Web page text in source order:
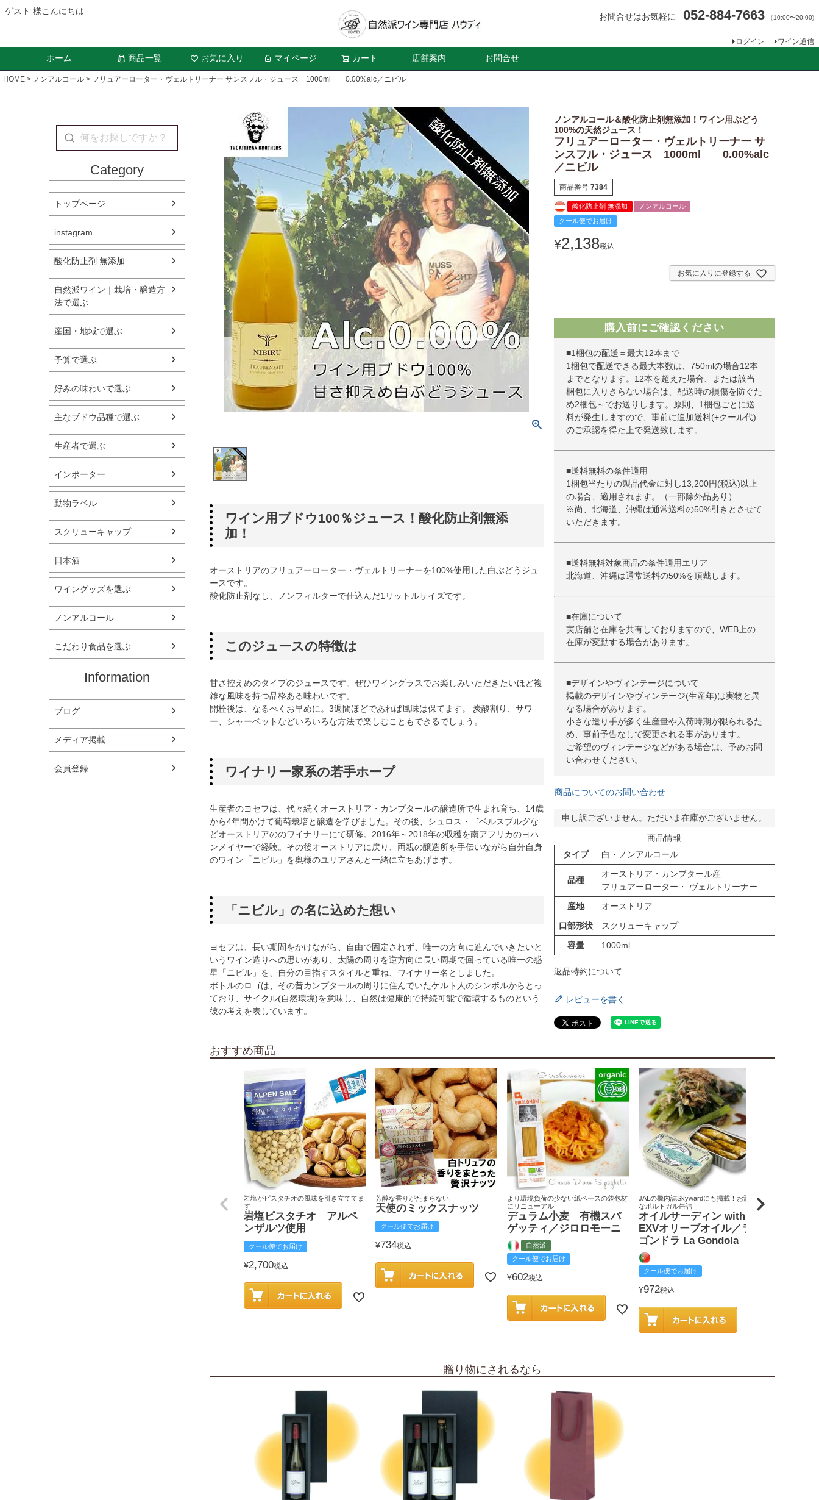
ゲスト 様こんにちは
お問合せはお気軽に 052-884-7663 （10:00〜20:00)
ログイン ワイン通信
ホーム 商品一覧 お気に入り マイページ カート 店舗案内 お問合せ
HOME ノンアルコール フリュアーローター・ヴェルトリーナー サンスフル・ジュース 1000ml 0.00%alc／ニビル
Category
トップページ
instagram
酸化防止剤 無添加
自然派ワイン｜栽培・醸造方
法で選ぶ
産国・地域で選ぶ
予算で選ぶ
好みの味わいで選ぶ
主なブドウ品種で選ぶ
生産者で選ぶ
インポーター
動物ラベル
スクリューキャップ
日本酒
ワイングッズを選ぶ
ノンアルコール
こだわり食品を選ぶ
Information
ブログ
メディア掲載
会員登録
ワイン用ブドウ100％ジュース！酸化防止剤無添
加！
オーストリアのフリュアーローター・ヴェルトリーナーを100%使用した白ぶどうジュ
ースです。
酸化防止剤なし、ノンフィルターで仕込んだ1リットルサイズです。
このジュースの特徴は
甘さ控えめのタイプのジュースです。ぜひワイングラスでお楽しみいただきたいほど複
雑な風味を持つ品格ある味わいです。
開栓後は、なるべくお早めに。3週間ほどであれば風味は保てます。 炭酸割り、サワ
ー、シャーベットなどいろいろな方法で楽しむこともできるでしょう。
ワイナリー家系の若手ホープ
生産者のヨセフは、代々続くオーストリア・カンプタールの醸造所で生まれ育ち、14歳
から4年間かけて葡萄栽培と醸造を学びました。その後、シュロス・ゴベルスブルグな
どオーストリアののワイナリーにて研修。2016年～2018年の収穫を南アフリカのヨハ
ンメイヤーで経験。その後オーストリアに戻り、両親の醸造所を手伝いながら自分自身
のワイン「ニビル」を奥様のユリアさんと一緒に立ちあげます。
「ニビル」の名に込めた想い
ヨセフは、長い期間をかけながら、自由で固定されず、唯一の方向に進んでいきたいと
いうワイン造りへの思いがあり、太陽の周りを逆方向に長い周期で回っている唯一の惑
星「ニビル」を、自分の目指すスタイルと重ね、ワイナリー名としました。
ボトルのロゴは、その昔カンプタールの周りに住んでいたケルト人のシンボルからとっ
ており、サイクル(自然環境)を意味し、自然は健康的で持続可能で循環するものという
彼の考えを表しています。
ノンアルコール＆酸化防止剤無添加！ワイン用ぶどう
100%の天然ジュース！
フリュアーローター・ヴェルトリーナー サ
ンスフル・ジュース 1000ml 0.00%alc
／ニビル
商品番号 7384
酸化防止剤 無添加
ノンアルコール
クール便でお届け
¥2,138税込
お気に入りに登録する
購入前にご確認ください
■1梱包の配送＝最大12本まで
1梱包で配送できる最大本数は、750mlの場合12本
までとなります。12本を超えた場合、または該当
梱包に入りきらない場合は、配送時の損傷を防ぐた
め2梱包～でお送りします。原則、1梱包ごとに送
料が発生しますので、事前に追加送料(+クール代)
のご承認を得た上で発送致します。
■送料無料の条件適用
1梱包当たりの製品代金に対し13,200円(税込)以上
の場合、適用されます。（一部除外品あり）
※尚、北海道、沖縄は通常送料の50%引きとさせて
いただきます。
■送料無料対象商品の条件適用エリア
北海道、沖縄は通常送料の50%を頂戴します。
■在庫について
実店舗と在庫を共有しておりますので、WEB上の
在庫が変動する場合があります。
■デザインやヴィンテージについて
掲載のデザインやヴィンテージ(生産年)は実物と異
なる場合があります。
小さな造り手が多く生産量や入荷時期が限られるた
め、事前予告なしで変更される事があります。
ご希望のヴィンテージなどがある場合は、予めお問
い合わせください。
商品についてのお問い合わせ
申し訳ございません。ただいま在庫がございません。
商品情報
タイプ
白・ノンアルコール
品種
オーストリア・カンプタール産
フリュアーローター・ ヴェルトリーナー
産地
オーストリア
口部形状
スクリューキャップ
容量
1000ml
返品特約について
レビューを書く
おすすめ商品
岩塩がピスタチオの風味を引き立ててま
す
岩塩ピスタチオ アルペ
ンザルツ使用
クール便でお届け
¥2,700税込
芳醇な香りがたまらない
天使のミックスナッツ
クール便でお届け
¥734税込
より環境負荷の少ない紙ベースの袋包材
にリニューアル
デュラム小麦 有機スパ
ゲッティ／ジロロモーニ
自然派
クール便でお届け
¥602税込
JALの機内誌Skywardにも掲載！お洒落
なポルトガル缶詰
オイルサーディン with
EXVオリーブオイル／ラ
ゴンドラ La Gondola
クール便でお届け
¥972税込
贈り物にされるなら